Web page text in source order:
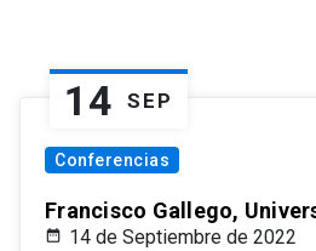
14 SEP
Conferencias
Francisco Gallego,
14 de Septiembre de 2022